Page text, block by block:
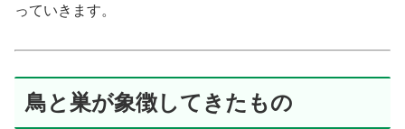
っていきます。
鳥と巣が象徴してきたもの